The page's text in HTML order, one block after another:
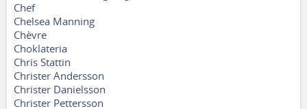
Chef
Chelsea Manning
Chèvre
Choklateria
Chris Stattin
Christer Andersson
Christer Danielsson
Christer Pettersson